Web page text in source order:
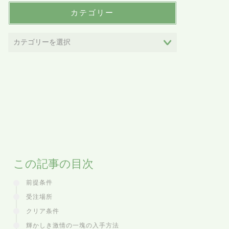
カテゴリー
この記事の目次
前提条件
受注場所
クリア条件
輝かしき激情の一塊の入手方法